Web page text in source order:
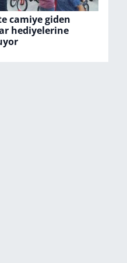
camiye giden
hediyelerine